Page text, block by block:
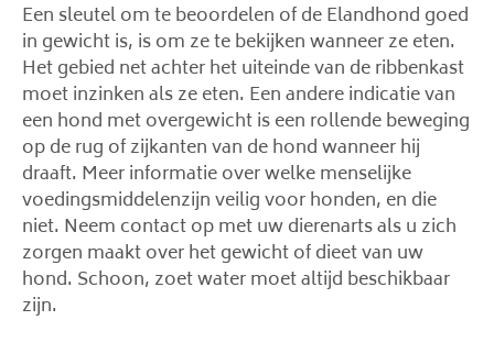
Een sleutel om te beoordelen of de Elandhond goed
in gewicht is, is om ze te bekijken wanneer ze eten.
Het gebied net achter het uiteinde van de ribbenkast
moet inzinken als ze eten. Een andere indicatie van
een hond met overgewicht is een rollende beweging
op de rug of zijkanten van de hond wanneer hij
draaft. Meer informatie over welke menselijke
voedingsmiddelenzijn veilig voor honden, en die
niet. Neem contact op met uw dierenarts als u zich
zorgen maakt over het gewicht of dieet van uw
hond. Schoon, zoet water moet altijd beschikbaar
zijn.